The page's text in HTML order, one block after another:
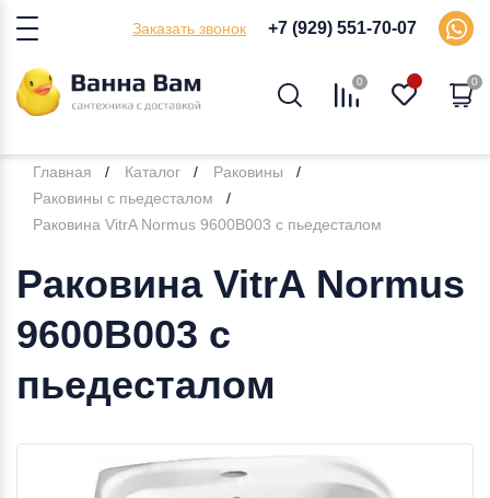
Заказать звонок +7 (929) 551-70-07
0 0
Главная Каталог
Раковины
Раковины с пьедесталом
Раковина VitrA Normus 9600B003 с пьедесталом
Раковина VitrA Normus
9600B003 с
пьедесталом